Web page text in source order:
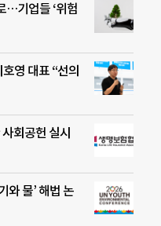
…기업들 ‘위험
영 대표 “선의
회공헌 실시
와 물’ 해법 논